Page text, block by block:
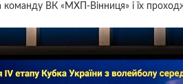
команду ВК «МХП-Вінниця» і їх